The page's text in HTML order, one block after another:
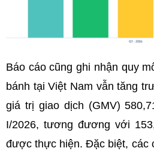
Báo cáo cũng ghi nhận quy
bánh tại Việt Nam vẫn tăng
giá trị giao dịch (GMV)
I/2026, tương đương với
được thực hiện. Đặc biệt, các